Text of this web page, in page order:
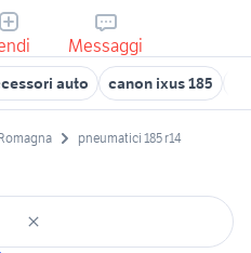
Messaggi
auto canon ixus 185
pneumatici 185 r14